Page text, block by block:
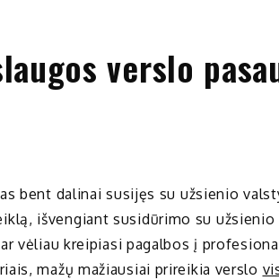
verslo
bent dalinai susijęs su užsienio
išvengiant susidūrimo su užsienio
vėliau kreipiasi pagalbos į
mažų mažiausiai prireikia verslo